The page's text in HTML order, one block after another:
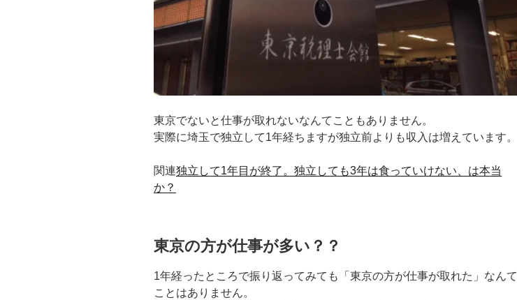
東京でないと仕事が取れないなんてこともありません。
実際に埼玉で独立して1年経ちますが独立前よりも収入は増えています。
関連独立して1年目が終了。独立しても3年は食っていけない、は本当
か？
東京の方が仕事が多い？？
1年経ったところで振り返ってみても「東京の方が仕事が取れた」なんて
ことはありません。